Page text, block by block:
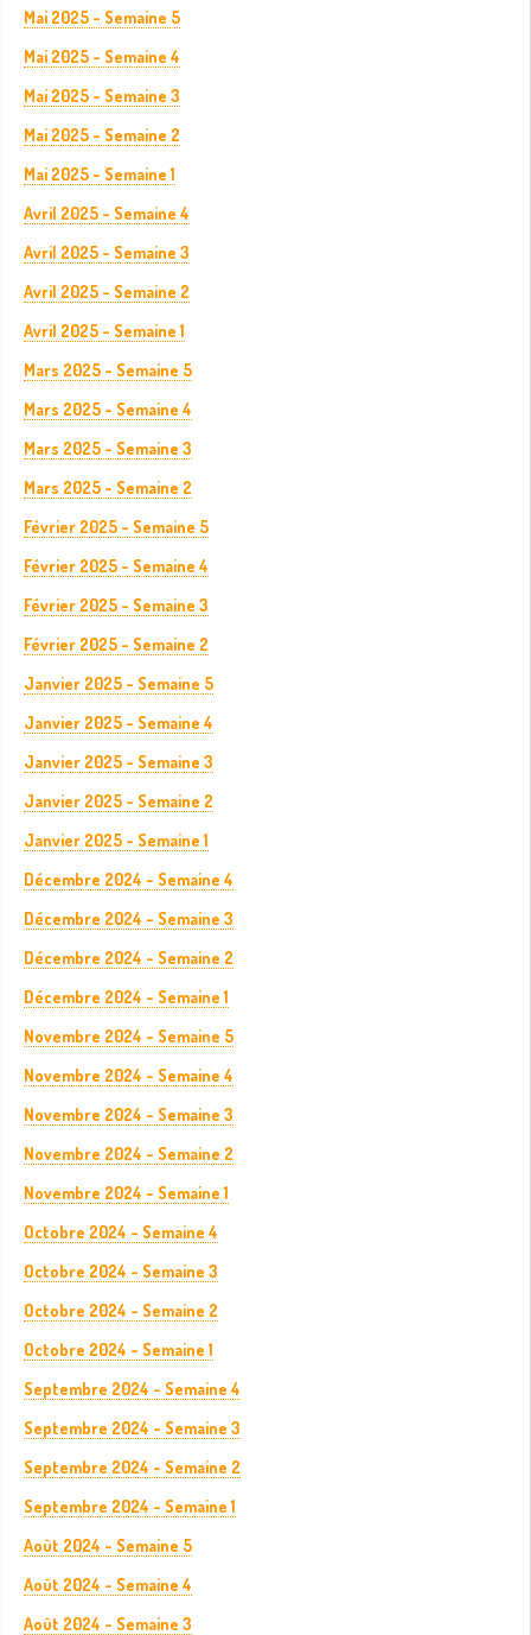
Mai 2025 - Semaine 5
Mai 2025 - Semaine 4
Mai 2025 - Semaine 3
Mai 2025 - Semaine 2
Mai 2025 - Semaine 1
Avril 2025 - Semaine 4
Avril 2025 - Semaine 3
Avril 2025 - Semaine 2
Avril 2025 - Semaine 1
Mars 2025 - Semaine 5
Mars 2025 - Semaine 4
Mars 2025 - Semaine 3
Mars 2025 - Semaine 2
Février 2025 - Semaine 5
Février 2025 - Semaine 4
Février 2025 - Semaine 3
Février 2025 - Semaine 2
Janvier 2025 - Semaine 5
Janvier 2025 - Semaine 4
Janvier 2025 - Semaine 3
Janvier 2025 - Semaine 2
Janvier 2025 - Semaine 1
Décembre 2024 - Semaine 4
Décembre 2024 - Semaine 3
Décembre 2024 - Semaine 2
Décembre 2024 - Semaine 1
Novembre 2024 - Semaine 5
Novembre 2024 - Semaine 4
Novembre 2024 - Semaine 3
Novembre 2024 - Semaine 2
Novembre 2024 - Semaine 1
Octobre 2024 - Semaine 4
Octobre 2024 - Semaine 3
Octobre 2024 - Semaine 2
Octobre 2024 - Semaine 1
Septembre 2024 - Semaine 4
Septembre 2024 - Semaine 3
Septembre 2024 - Semaine 2
Septembre 2024 - Semaine 1
Août 2024 - Semaine 5
Août 2024 - Semaine 4
Août 2024 - Semaine 3